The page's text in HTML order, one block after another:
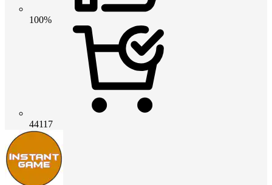
100%
44117